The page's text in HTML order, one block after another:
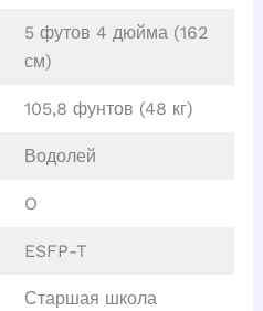
5 футов 4 дюйма (162
см)
105,8 фунтов (48 кг)
Водолей
O
ESFP-T
Старшая школа